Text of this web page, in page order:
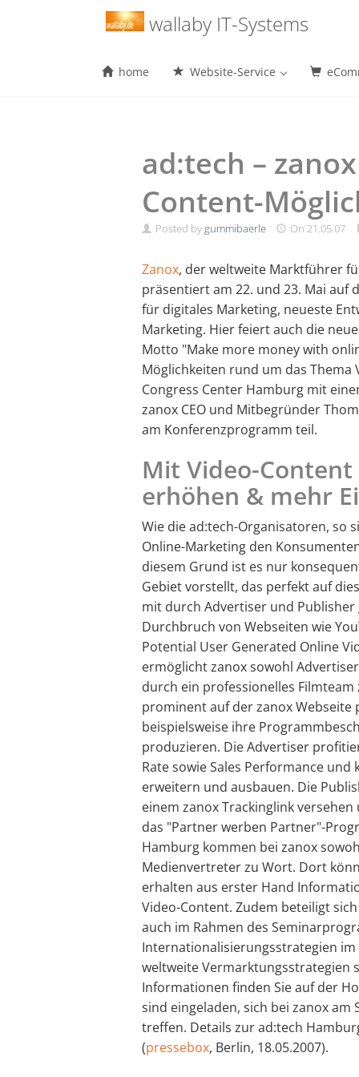
wallaby IT-Systems
Menu
home Website-Service
ad:tech –
Content-
Posted bygummibaerle On 21.05.07
Zanox, der weltweite Marktführer
präsentiert am 22. und 23. Mai auf
für digitales Marketing, neueste
Marketing. Hier feiert auch die
Motto "Make more money with
Möglichkeiten rund um das
Congress Center Hamburg mit
zanox CEO und Mitbegründer
am Konferenzprogramm teil.
Mit Video-
erhöhen & mehr
Wie die ad:tech-Organisatoren, so
Online-Marketing den
diesem Grund ist es nur
Gebiet vorstellt, das perfekt auf
mit durch Advertiser und
Durchbruch von Webseiten wie
Potential User Generated Online
ermöglicht zanox sowohl
durch ein professionelles
prominent auf der zanox
beispielsweise ihre
produzieren. Die Advertiser
Rate sowie Sales Performance
erweitern und ausbauen. Die
einem zanox Trackinglink
das "Partner werben Partner"-
Hamburg kommen bei zanox
Medienvertreter zu Wort. Dort
erhalten aus erster Hand
Video-Content. Zudem beteiligt
auch im Rahmen des
Internationalisierungsstrategien
weltweite Vermarktungsstrategien
Informationen finden Sie auf der
sind eingeladen, sich bei zanox
treffen. Details zur ad:tech
(pressebox, Berlin, 18.05.2007).